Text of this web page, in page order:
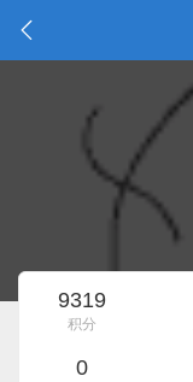
9319
积分
0